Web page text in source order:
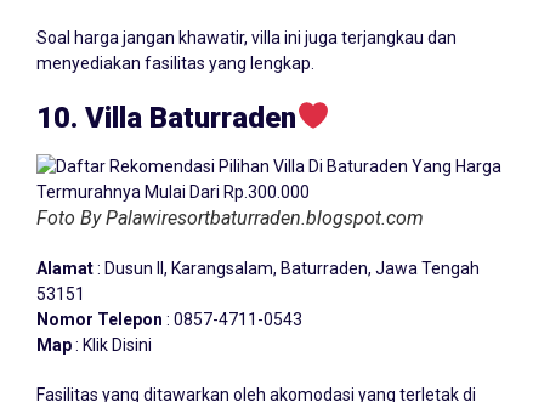
Soal harga jangan khawatir, villa ini juga terjangkau dan
menyediakan fasilitas yang lengkap.
10. Villa Baturraden
Foto By Palawiresortbaturraden.blogspot.com
Alamat: Dusun II, Karangsalam, Baturraden, Jawa Tengah
53151
Nomor Telepon : 0857-4711-0543
Map: Klik Disini
Fasilitas yang ditawarkan oleh akomodasi yang terletak di